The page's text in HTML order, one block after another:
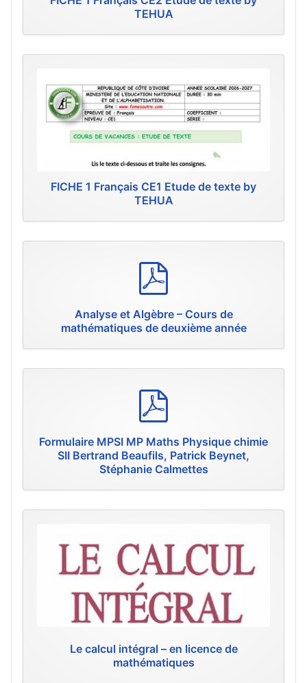
TEHUA
FICHE 1 Français CE1 Etude de texte by
TEHUA
Analyse et Algèbre – Cours de
mathématiques de deuxième année
Formulaire MPSI MP Maths Physique chimie
SII Bertrand Beaufils, Patrick Beynet,
Stéphanie Calmettes
Le calcul intégral – en licence de
mathématiques